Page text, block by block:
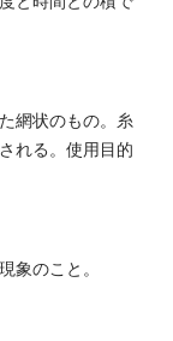
網状のもの。糸
れる。使用目的
象のこと。